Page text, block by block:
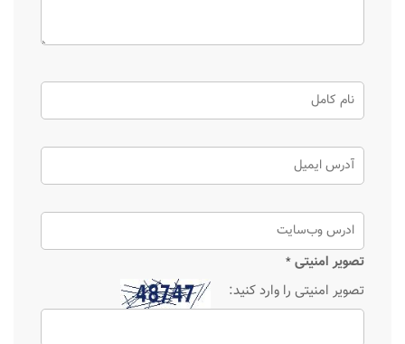
تصویر امنیتی *
تصویر امنیتی را وارد کنید: